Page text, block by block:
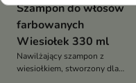
Szampon do włosów
farbowanych
Wiesiołek 330 ml
Nawilżający szampon z
wiesiołkiem, stworzony dla